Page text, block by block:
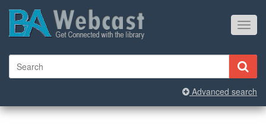
Advanced search